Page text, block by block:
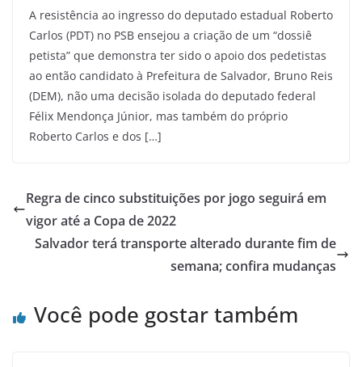
A resistência ao ingresso do deputado estadual Roberto
Carlos (PDT) no PSB ensejou a criação de um “dossiê
petista” que demonstra ter sido o apoio dos pedetistas
ao então candidato à Prefeitura de Salvador, Bruno Reis
(DEM), não uma decisão isolada do deputado federal
Félix Mendonça Júnior, mas também do próprio
Roberto Carlos e dos […]
Regra de cinco substituições por jogo seguirá em
vigor até a Copa de 2022
Salvador terá transporte alterado durante fim de
semana; confira mudanças
Você pode gostar também